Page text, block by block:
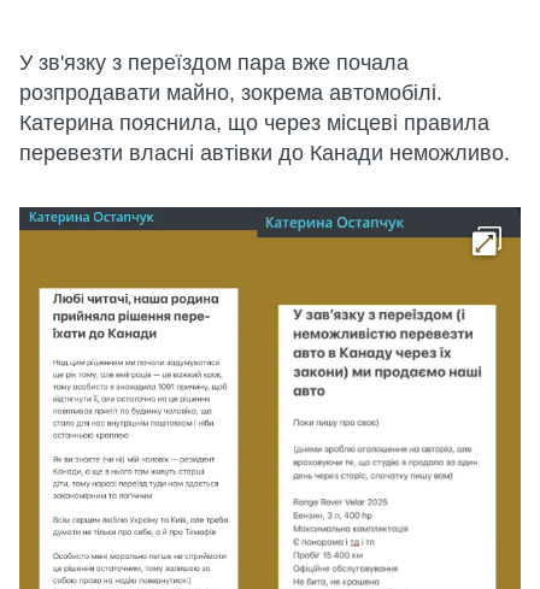
У зв'язку з переїздом пара вже почала
розпродавати майно, зокрема автомобілі.
Катерина пояснила, що через місцеві правила
перевезти власні автівки до Канади неможливо.